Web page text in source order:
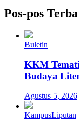
Pos-pos
Buletin
KKM
Budaya
Agustus 5, 2026
KampusLiputan